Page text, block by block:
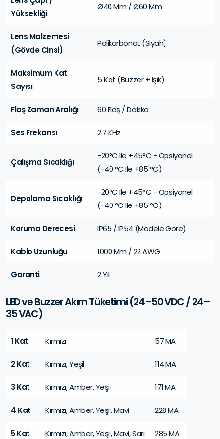
Yüksekliği
Ø40 Mm / Ø60 Mm
Lens Malzemesi
(Gövde Cinsi)
Polikarbonat (Siyah)
Maksimum Kat
Sayısı
5 Kat (Buzzer + Işık)
Flaş Zaman Aralığı 60 Flaş / Dakika
Ses Frekansı 2.7 KHz
Çalışma Sıcaklığı
-20°C Ile +45°C - Opsiyonel
(-40 °C Ile +85 °C)
Depolama Sıcaklığı
-20°C Ile +45°C - Opsiyonel
(-40 °C Ile +85 °C)
Koruma Derecesi IP65 / IP54 (modele Göre)
Kablo Uzunluğu 1000 Mm / 22 AWG
Garanti 2 Yıl
LED ve Buzzer Akım Tüketimi (24–50 VDC / 24–
35 VAC)
1 Kat Kırmızı 57 MA
2 Kat Kırmızı, Yeşil 114 MA
3 Kat Kırmızı, Amber, Yeşil 171 MA
4 Kat Kırmızı, Amber, Yeşil, Mavi 228 MA
5 Kat Kırmızı, Amber, Yeşil, Mavi, Sarı 285 MA